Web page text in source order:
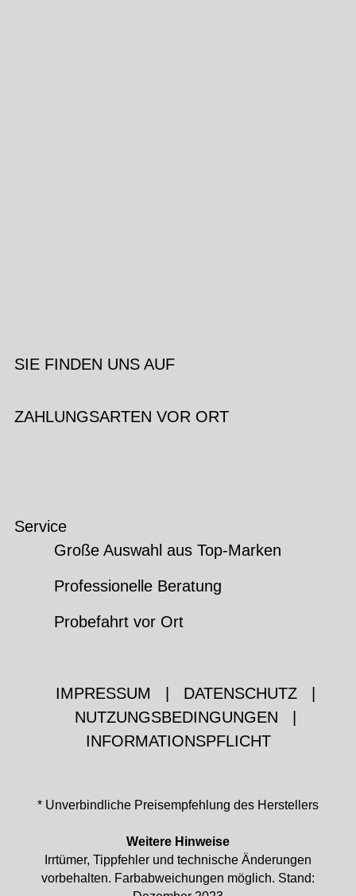
SIE FINDEN UNS AUF
ZAHLUNGSARTEN VOR ORT
Service
Große Auswahl aus Top-Marken
Professionelle Beratung
Probefahrt vor Ort
IMPRESSUM DATENSCHUTZ
NUTZUNGSBEDINGUNGEN
INFORMATIONSPFLICHT
* Unverbindliche Preisempfehlung des Herstellers
Weitere Hinweise
Irrtümer, Tippfehler und technische Änderungen
vorbehalten. Farbabweichungen möglich. Stand: